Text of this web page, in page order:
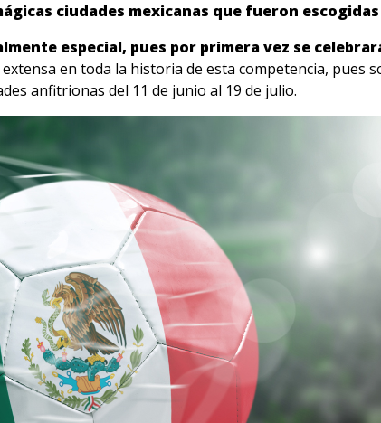
ciudades mexicanas que fueron
especial, pues por primera vez se
en toda la historia de esta competencia, pues
anfitrionas del 11 de junio al 19 de julio.